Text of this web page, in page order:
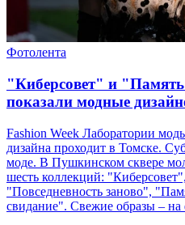
Фотолента
"Киберсовет" и
показали модные
Fashion Week Лаборатории
дизайна проходит в Томске.
моде. В Пушкинском сквере
шесть коллекций:
"Повседневность заново",
свидание". Свежие образы –